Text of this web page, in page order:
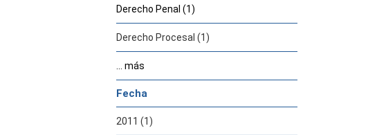
Derecho Penal (1)
Derecho Procesal (1)
... más
Fecha
2011 (1)